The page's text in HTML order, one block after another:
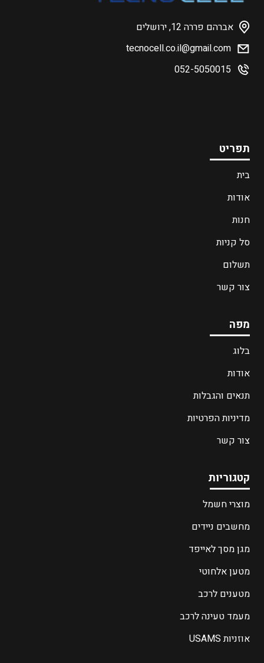
אברהם פררה 12, ירושלים
tecnocell.co.il@gmail.com
052-5050015
תפריט
בית
אודות
חנות
סל קניות
תשלום
צור קשר
מפה
בלוג
אודות
תנאים והגבלות
מדיניות הפרטיות
צור קשר
קטגוריות
מוצרי חשמל
מחשבים ניידים
מגן מסך לאייפד
מטען אלחוטי
מטענים לרכב
מעמד טעינה לרכב
אוזניות USAMS